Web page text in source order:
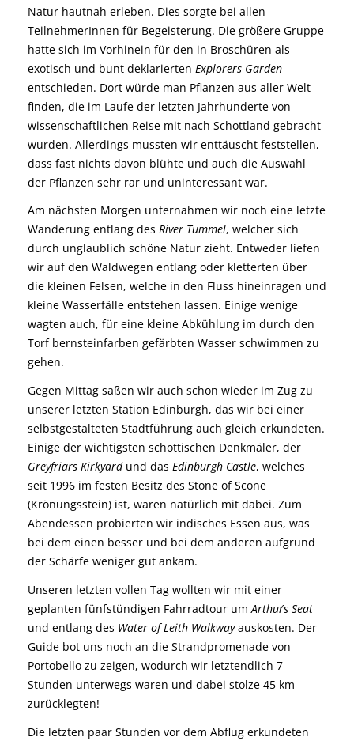
Natur hautnah erleben. Dies sorgte bei allen
TeilnehmerInnen für Begeisterung. Die größere Gruppe
hatte sich im Vorhinein für den in Broschüren als
exotisch und bunt deklarierten Explorers Garden
entschieden. Dort würde man Pflanzen aus aller Welt
finden, die im Laufe der letzten Jahrhunderte von
wissenschaftlichen Reise mit nach Schottland gebracht
wurden. Allerdings mussten wir enttäuscht feststellen,
dass fast nichts davon blühte und auch die Auswahl
der Pflanzen sehr rar und uninteressant war.
Am nächsten Morgen unternahmen wir noch eine letzte
Wanderung entlang des River Tummel, welcher sich
durch unglaublich schöne Natur zieht. Entweder liefen
wir auf den Waldwegen entlang oder kletterten über
die kleinen Felsen, welche in den Fluss hineinragen und
kleine Wasserfälle entstehen lassen. Einige wenige
wagten auch, für eine kleine Abkühlung im durch den
Torf bernsteinfarben gefärbten Wasser schwimmen zu
gehen.
Gegen Mittag saßen wir auch schon wieder im Zug zu
unserer letzten Station Edinburgh, das wir bei einer
selbstgestalteten Stadtführung auch gleich erkundeten.
Einige der wichtigsten schottischen Denkmäler, der
Greyfriars Kirkyardund das Edinburgh Castle, welches
seit 1996 im festen Besitz des Stone of Scone
(Krönungsstein) ist, waren natürlich mit dabei. Zum
Abendessen probierten wir indisches Essen aus, was
bei dem einen besser und bei dem anderen aufgrund
der Schärfe weniger gut ankam.
Unseren letzten vollen Tag wollten wir mit einer
geplanten fünfstündigen Fahrradtour umArthur´s Seat
und entlang des Water of Leith Walkwayauskosten. Der
Guide bot uns noch an die Strandpromenade von
Portobello zu zeigen, wodurch wir letztendlich 7
Stunden unterwegs waren und dabei stolze 45 km
zurücklegten!
Die letzten paar Stunden vor dem Abflug erkundeten